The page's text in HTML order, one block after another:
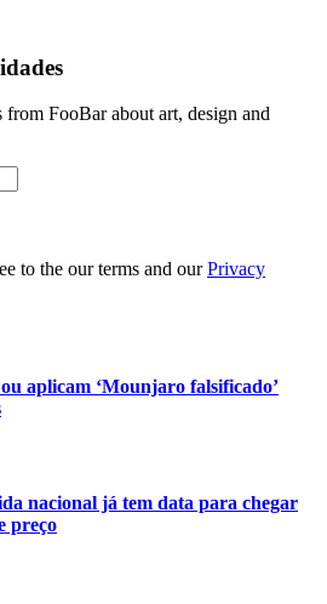
from FooBar about art, design and
to the our terms and ourPrivacy
aplicam ‘Mounjaro falsificado’
nacional já tem data para chegar
preço